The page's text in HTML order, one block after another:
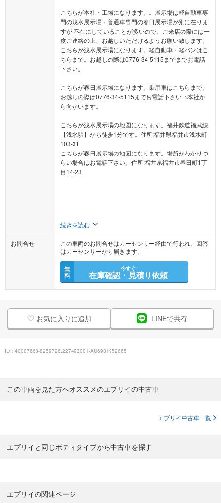
こちらが本社・工場になります。。展示場は軽自動車専
門の浅水展示場・普通車専門の春日展示場が別に在りま
すが 不在にしていることが多いので、ご来店の際には一
度ご連絡の上、お越しいただけるようお願い致します。
こちらが浅水展示場になります。軽自動車・軽バンはこ
ちらまで。お越しの際は0776-34-5115までまでお電話
下さい。
こちらが春日展示場になります。乗用車はこちらまで。
お越しの際は0776-34-5115までお電話下さい→本社か
ら向かいます。
こちらが浅水展示場の地図になります。福井鉄道福武線
【浅水駅】から徒歩1分です。住所:福井県福井市浅水町
103-31
こちらが春日展示場の地図になります。場所がわかりづ
らい場合はお電話下さい。住所:福井県福井市春日町1丁
目14-23
続きを読む
お問合せ
この車両のお問合せはカーセンサー経由で行われ、回答
はカーセンサーから届きます。
無
料
今すぐ
在庫確認・見積り依頼
お気に入りに追加 LINEで共有
ID：40007663-8259726:227493001-AU6931952665
この車両を見た方へオススメのエブリイの中古車
エブリイ中古車一覧
エブリイと同じボティタイプから中古車を探す
エブリイの関連ページ